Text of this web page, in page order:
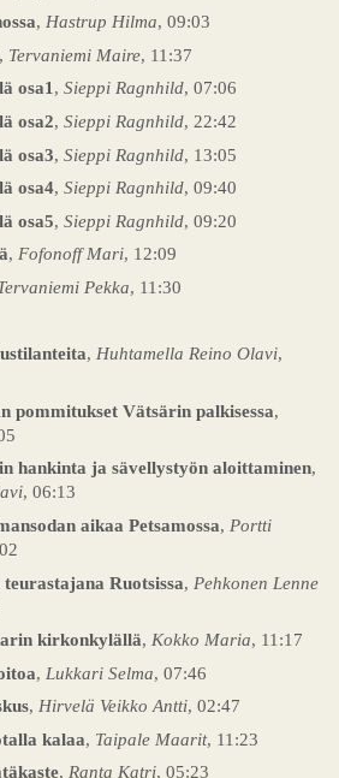
, Hastrup Hilma, 09:03
, Tervaniemi Maire, 11:37
osa1 , Sieppi Ragnhild, 07:06
osa2, Sieppi Ragnhild, 22:42
osa3, Sieppi Ragnhild, 13:05
osa4, Sieppi Ragnhild, 09:40
osa5, Sieppi Ragnhild, 09:20
, Fofonoff Mari, 12:09
Pekka, 11:30
, Huhtamella Reino Olavi,
pommitukset Vätsärin palkisessa,
hankinta ja sävellystyön aloittaminen,
, 06:13
aikaa Petsamossa, Portti
Ruotsissa, Pehkonen Lenne
kirkonkylällä, Kokko Maria, 11:17
, Lukkari Selma, 07:46
, Hirvelä Veikko Antti, 02:47
kalaa, Taipale Maarit, 11:23
, Ranta Katri, 05:23